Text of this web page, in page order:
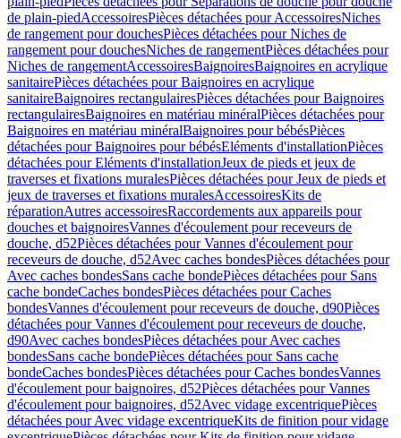
de plain-piedAccessoiresPièces détachées pour AccessoiresNiches
de rangement pour douchesPièces détachées pour Niches de
rangement pour douchesNiches de rangementPièces détachées pour
Niches de rangementAccessoiresBaignoiresBaignoires en acrylique
sanitairePièces détachées pour Baignoires en acrylique
sanitaireBaignoires rectangulairesPièces détachées pour Baignoires
rectangulairesBaignoires en matériau minéralPièces détachées pour
Baignoires en matériau minéralBaignoires pour bébésPièces
détachées pour Baignoires pour bébésEléments d'installationPièces
détachées pour Eléments d'installationJeux de pieds et jeux de
traverses et fixations muralesPièces détachées pour Jeux de pieds et
jeux de traverses et fixations muralesAccessoiresKits de
réparationAutres accessoiresRaccordements aux appareils pour
douches et baignoiresVannes d'écoulement pour receveurs de
douche, d52Pièces détachées pour Vannes d'écoulement pour
receveurs de douche, d52Avec caches bondesPièces détachées pour
Avec caches bondesSans cache bondePièces détachées pour Sans
cache bondeCaches bondesPièces détachées pour Caches
bondesVannes d'écoulement pour receveurs de douche, d90Pièces
détachées pour Vannes d'écoulement pour receveurs de douche,
d90Avec caches bondesPièces détachées pour Avec caches
bondesSans cache bondePièces détachées pour Sans cache
bondeCaches bondesPièces détachées pour Caches bondesVannes
d'écoulement pour baignoires, d52Pièces détachées pour Vannes
d'écoulement pour baignoires, d52Avec vidage excentriquePièces
détachées pour Avec vidage excentriqueKits de finition pour vidage